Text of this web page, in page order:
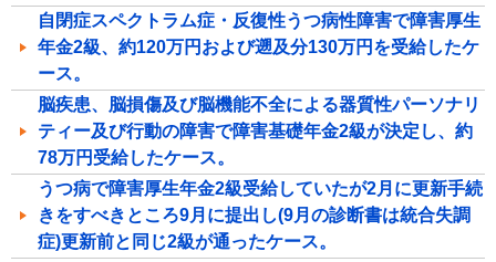
自閉症スペクトラム症・反復性うつ病性障害で障害厚生
年金2級、約120万円および遡及分130万円を受給したケ
ース。
脳疾患、脳損傷及び脳機能不全による器質性パーソナリ
ティー及び行動の障害で障害基礎年金2級が決定し、約
78万円受給したケース。
うつ病で障害厚生年金2級受給していたが2月に更新手続
きをすべきところ9月に提出し(9月の診断書は統合失調
症)更新前と同じ2級が通ったケース。